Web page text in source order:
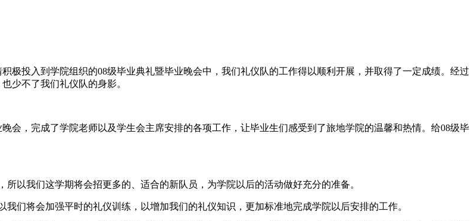
极投入到学院组织的08级毕业典礼暨毕业晚会中，我们礼仪队的工作得以顺利开展，并取得了一定成绩。经过
少不了我们礼仪队的身影。
会，完成了学院老师以及学生会主席安排的各项工作，让毕业生们感受到了旅地学院的温馨和热情。给08级毕
以我们这学期将会招更多的、适合的新队员，为学院以后的活动做好充分的准备。
们将会加强平时的礼仪训练，以增加我们的礼仪知识，更加标准地完成学院以后安排的工作。